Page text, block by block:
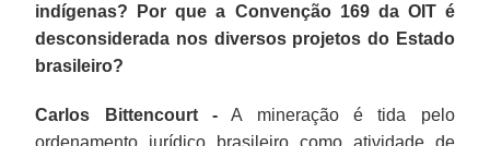
indígenas? Por que a Convenção 169 da OIT é
desconsiderada nos diversos projetos do Estado
brasileiro?
Carlos Bittencourt - A mineração é tida pelo
ordenamento jurídico brasileiro como atividade de